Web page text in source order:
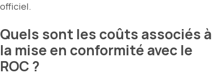
officiel.
Quels sont les coûts associés à
la mise en conformité avec le
ROC ?